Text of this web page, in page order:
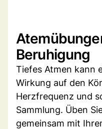
Beruhigung
Tiefes Atmen kann
Wirkung auf den
Herzfrequenz und
Sammlung. Üben
gemeinsam mit